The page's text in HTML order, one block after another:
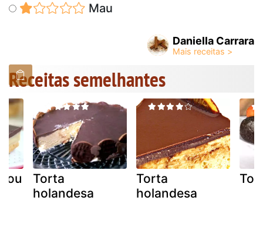
Mau
Daniella Carrara
Receitas semelhantes
ou
Torta
holandesa
Torta
holandesa